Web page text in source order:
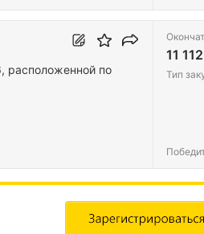
расположенной по
11
Тип